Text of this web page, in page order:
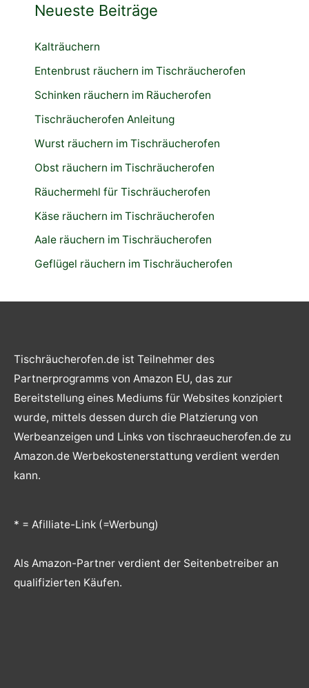
Neueste Beiträge
Kalträuchern
Entenbrust räuchern im Tischräucherofen
Schinken räuchern im Räucherofen
Tischräucherofen Anleitung
Wurst räuchern im Tischräucherofen
Obst räuchern im Tischräucherofen
Räuchermehl für Tischräucherofen
Käse räuchern im Tischräucherofen
Aale räuchern im Tischräucherofen
Geflügel räuchern im Tischräucherofen
Tischräucherofen.de ist Teilnehmer des
Partnerprogramms von Amazon EU, das zur
Bereitstellung eines Mediums für Websites konzipiert
wurde, mittels dessen durch die Platzierung von
Werbeanzeigen und Links von tischraeucherofen.de zu
Amazon.de Werbekostenerstattung verdient werden
kann.
* = Afilliate-Link (=Werbung)
Als Amazon-Partner verdient der Seitenbetreiber an
qualifizierten Käufen.